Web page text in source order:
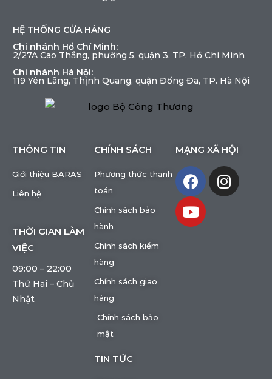
HỆ THỐNG CỬA HÀNG
Chi nhánh Hồ Chí Minh:
2/27A Cao Thắng, phường 5, quận 3, TP. Hồ Chí Minh
Chi nhánh Hà Nội:
119 Yên Lãng, Thịnh Quang, quận Đống Đa, TP. Hà Nội
THÔNG TIN
Giới thiệu BARAS
Liên hệ
THỜI GIAN LÀM
VIỆC
09:00 – 22:00
Thứ Hai – Chủ
Nhật
CHÍNH SÁCH
Phương thức thanh
toán
Chính sách bảo
hành
Chính sách kiểm
hàng
Chính sách giao
hàng
Chính sách bảo
mật
TIN TỨC
MẠNG XÃ HỘI